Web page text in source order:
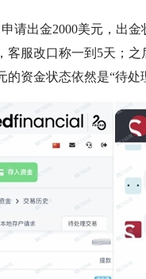
请出金2000美元，出
服改口称一到5天；
资金状态依然是“待处